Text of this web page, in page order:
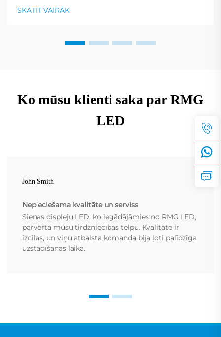
nozarēm. Iegūstiet ekspertu ievērojumus jau tagad.
SKATĪT VAIRĀK
Ko mūsu klienti saka par RMG
LED
John Smith
Nepieciešama kvalitāte un serviss
Sienas displeju LED, ko iegādājāmies no RMG LED,
pārvērta mūsu tirdzniecības telpu. Kvalitāte ir
izcilas, un viņu atbalsta komanda bija ļoti palīdzīga
uzstādīšanas laikā.